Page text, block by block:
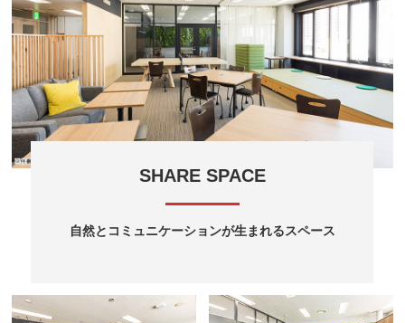
SHARE SPACE
自然とコミュニケーションが生まれるスペース